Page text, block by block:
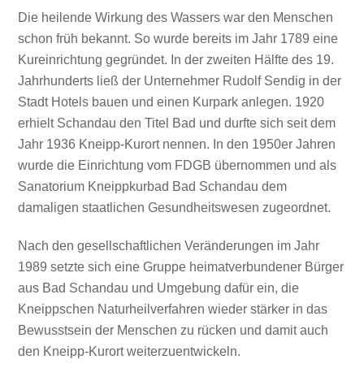
Die heilende Wirkung des Wassers war den Menschen
schon früh bekannt. So wurde bereits im Jahr 1789 eine
Kureinrichtung gegründet. In der zweiten Hälfte des 19.
Jahrhunderts ließ der Unternehmer Rudolf Sendig in der
Stadt Hotels bauen und einen Kurpark anlegen. 1920
erhielt Schandau den Titel Bad und durfte sich seit dem
Jahr 1936 Kneipp-Kurort nennen. In den 1950er Jahren
wurde die Einrichtung vom FDGB übernommen und als
Sanatorium Kneippkurbad Bad Schandau dem
damaligen staatlichen Gesundheitswesen zugeordnet.
Nach den gesellschaftlichen Veränderungen im Jahr
1989 setzte sich eine Gruppe heimatverbundener Bürger
aus Bad Schandau und Umgebung dafür ein, die
Kneippschen Naturheilverfahren wieder stärker in das
Bewusstsein der Menschen zu rücken und damit auch
den Kneipp-Kurort weiterzuentwickeln.